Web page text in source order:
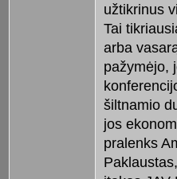
užtikrinus
Tai
arba
pažymėjo,
šiltnamio
jos
pralenks